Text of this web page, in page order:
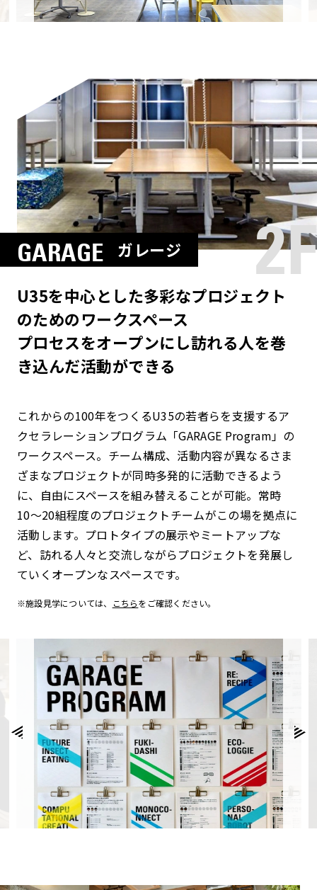
GARAGE ガレージ
U35を中心とした多彩なプロジェクト
のためのワークスペース
プロセスをオープンにし訪れる人を巻
き込んだ活動ができる
2F
これからの100年をつくるU35の若者らを支援するア
クセラレーションプログラム「GARAGE Program」の
ワークスペース。チーム構成、活動内容が異なるさま
ざまなプロジェクトが同時多発的に活動できるよう
に、自由にスペースを組み替えることが可能。常時
10〜20組程度のプロジェクトチームがこの場を拠点に
活動します。プロトタイプの展示やミートアップな
ど、訪れる人々と交流しながらプロジェクトを発展し
ていくオープンなスペースです。
※施設見学については、 こちらをご確認ください。